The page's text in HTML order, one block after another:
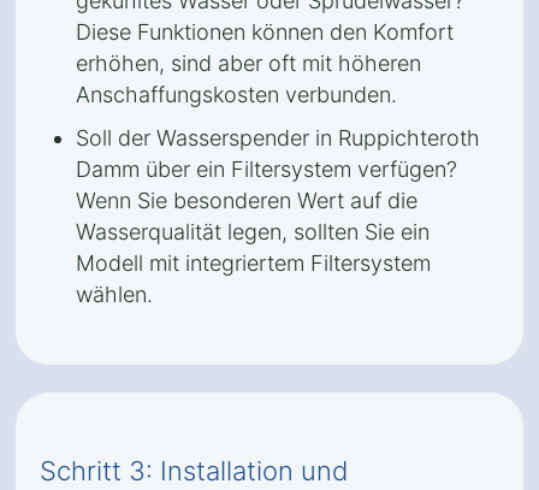
Diese Funktionen können den Komfort
erhöhen, sind aber oft mit höheren
Anschaffungskosten verbunden.
Soll der Wasserspender in Ruppichteroth
Damm über ein Filtersystem verfügen?
Wenn Sie besonderen Wert auf die
Wasserqualität legen, sollten Sie ein
Modell mit integriertem Filtersystem
wählen.
Schritt 3: Installation und